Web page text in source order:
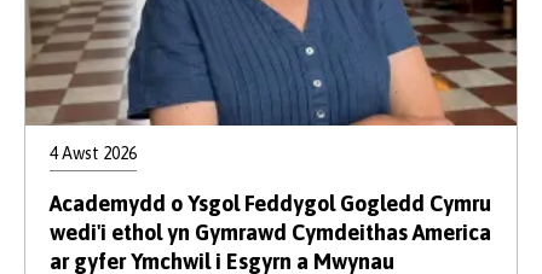
4 Awst 2026
Academydd o Ysgol Feddygol Gogledd Cymru
wedi'i ethol yn Gymrawd Cymdeithas America
ar gyfer Ymchwil i Esgyrn a Mwynau